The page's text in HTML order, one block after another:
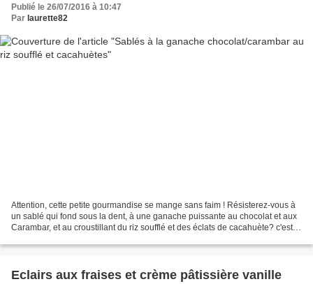
Publié le 26/07/2016 à 10:47
Par laurette82
Attention, cette petite gourmandise se mange sans faim ! Résisterez-vous à
un sablé qui fond sous la dent, à une ganache puissante au chocolat et aux
Carambar, et au croustillant du riz soufflé et des éclats de cacahuète? c'est
Eclairs aux fraises et crème pâtissière vanille